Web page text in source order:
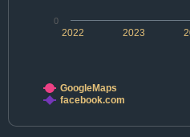
2022 2023
0
GoogleMaps
facebook.com